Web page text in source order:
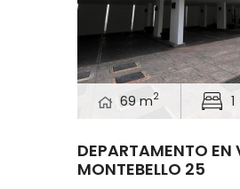
69 m2 1
DEPARTAMENTO EN
MONTEBELLO 25